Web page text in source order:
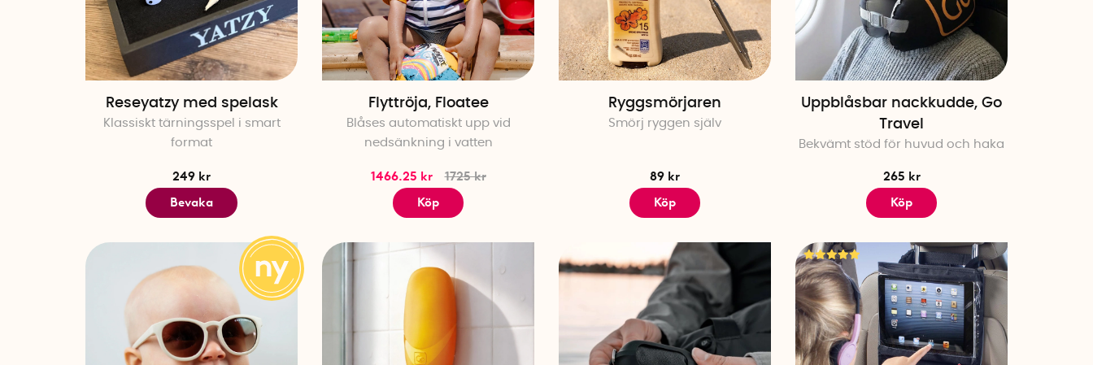
kläderna i lådor och hänga på galgar när du kommer till hotellet.
-Reseadapter : Glöm inte reseadaptern! Med en reseadapter kan du ladda mobilen även i
länder där de använder andra typer av eluttag.
-Stöldskyddad ryggsäck
: En stöldskyddad ryggsäck skyddar dig från stölder och ser till
att du kan turista utan att oroa dig för ficktjuvar.
Uppblåsbar fotpall : När du reser med små barn är en uppblåsbar fotpall ovärderlig att
blåsa upp och använda som resesäng framför stolen på tåget och flyget.
parfymflaskan, utan kan enkelt ta med dig favoritparfymen i handbagaget.
Vad behöver man för resetillbehör när man åker tåg?
eller bara koppla av. Reser du tillsammans med någon är det kul att ta med ett par olika
spel som ni kan spela på resan. Reser du i jobbet är ettlaptopställ ,skoväskaoch
resestrykjärn
bra att ha med sig. På långa tågresor där är själv, är ett par bra hörlurar
och ett telefonstativ en bra resekompis som håller dig sällskap.
Vad behöver man för reseprylar när man reser med flyg?
Reseyatzy med spelask
Klassiskt tärningsspel i smart
format
249 kr
Bevaka
Flyttröja, Floatee
Blåses automatiskt upp vid
nedsänkning i vatten
1466.25 kr
1725 kr
Köp
Ryggsmörjaren
Smörj ryggen själv
89 kr
Köp
Uppblåsbar nackkudde, Go
Travel
Bekvämt stöd för huvud och haka
265 kr
Köp